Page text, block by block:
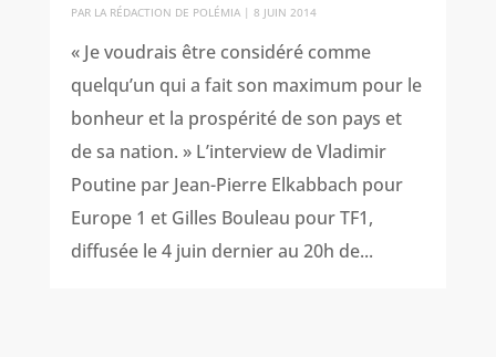
PAR LA RÉDACTION DE POLÉMIA| 8 JUIN 2014
« Je voudrais être considéré comme
quelqu’un qui a fait son maximum pour le
bonheur et la prospérité de son pays et
de sa nation. » L’interview de Vladimir
Poutine par Jean-Pierre Elkabbach pour
Europe 1 et Gilles Bouleau pour TF1,
diffusée le 4 juin dernier au 20h de...